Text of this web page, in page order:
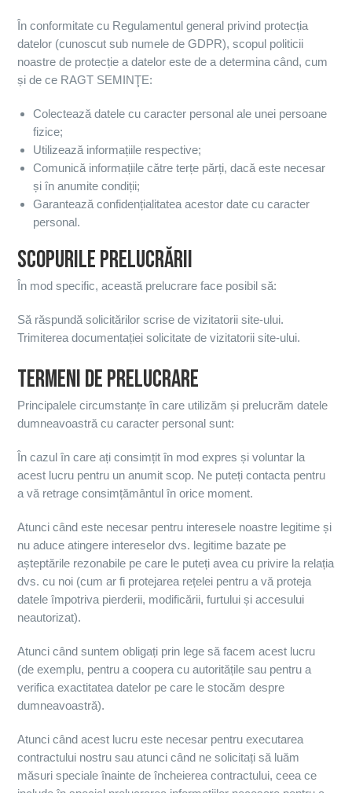
În conformitate cu Regulamentul general privind protecția
datelor (cunoscut sub numele de GDPR), scopul politicii
noastre de protecție a datelor este de a determina când, cum
și de ce RAGT SEMINŢE:
Colectează datele cu caracter personal ale unei persoane
fizice;
Utilizează informațiile respective;
Comunică informațiile către terțe părți, dacă este necesar
și în anumite condiții;
Garantează confidențialitatea acestor date cu caracter
personal.
SCOPURILE PRELUCRĂRII
În mod specific, această prelucrare face posibil să:
Să răspundă solicitărilor scrise de vizitatorii site-ului.
Trimiterea documentației solicitate de vizitatorii site-ului.
TERMENI DE PRELUCRARE
Principalele circumstanțe în care utilizăm și prelucrăm datele
dumneavoastră cu caracter personal sunt:
În cazul în care ați consimțit în mod expres și voluntar la
acest lucru pentru un anumit scop. Ne puteți contacta pentru
a vă retrage consimțământul în orice moment.
Atunci când este necesar pentru interesele noastre legitime și
nu aduce atingere intereselor dvs. legitime bazate pe
așteptările rezonabile pe care le puteți avea cu privire la relația
dvs. cu noi (cum ar fi protejarea rețelei pentru a vă proteja
datele împotriva pierderii, modificării, furtului și accesului
neautorizat).
Atunci când suntem obligați prin lege să facem acest lucru
(de exemplu, pentru a coopera cu autoritățile sau pentru a
verifica exactitatea datelor pe care le stocăm despre
dumneavoastră).
Atunci când acest lucru este necesar pentru executarea
contractului nostru sau atunci când ne solicitați să luăm
măsuri speciale înainte de încheierea contractului, ceea ce